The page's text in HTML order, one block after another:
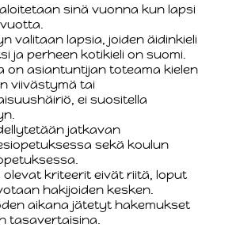
sinä vuonna kun lapsi
valitaan lapsia, joiden äidinkieli
ja perheen kotikieli on suomi.
on asiantuntijan toteama kielen
viivästymä tai
ei suositella
jatkavan
sekä koulun
olevat kriteerit eivät riitä, loput
hakijoiden kesken.
aikana jätetyt hakemukset
tasavertaisina.